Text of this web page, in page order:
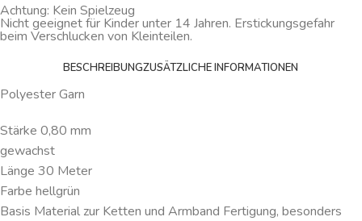
Achtung: Kein Spielzeug
Nicht geeignet für Kinder unter 14 Jahren. Erstickungsgefahr
beim Verschlucken von Kleinteilen.
BESCHREIBUNGZUSÄTZLICHE INFORMATIONEN
Polyester Garn
Stärke 0,80 mm
gewachst
Länge 30 Meter
Farbe hellgrün
Basis Material zur Ketten und Armband Fertigung, besonders